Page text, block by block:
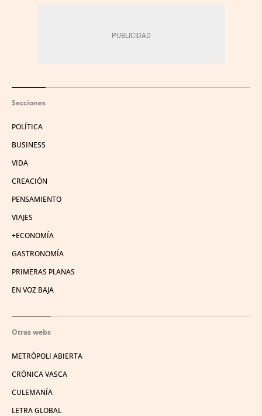
Secciones
POLÍTICA
BUSINESS
VIDA
CREACIÓN
PENSAMIENTO
VIAJES
+ECONOMÍA
GASTRONOMÍA
PRIMERAS PLANAS
EN VOZ BAJA
Otras webs
METRÓPOLI ABIERTA
CRÓNICA VASCA
CULEMANÍA
LETRA GLOBAL